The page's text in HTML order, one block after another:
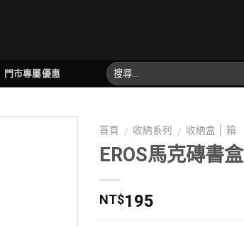
門市專屬優惠
首頁 / 收納系列 / 收納盒 │ 箱
EROS馬克磚書盒
NT$195